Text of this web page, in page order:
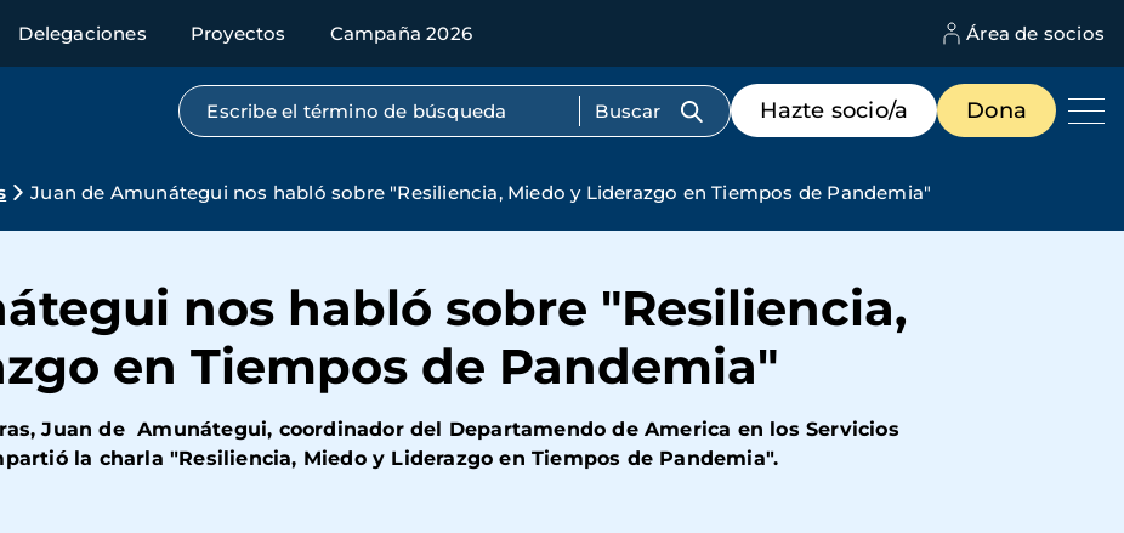
Delegaciones Proyectos Campaña 2026 Área de socios
Búsqueda por texto completo
Menú
de
destacados
Hazte socio/a Dona
Juan de Amunátegui nos habló sobre "Resiliencia, Miedo y Liderazgo en Tiempos de Pandemia"
nos habló sobre "Resiliencia,
en Tiempos de Pandemia"
Juan de Amunátegui, coordinador del Departamendo de America en los Servicios
la charla "Resiliencia, Miedo y Liderazgo en Tiempos de Pandemia".